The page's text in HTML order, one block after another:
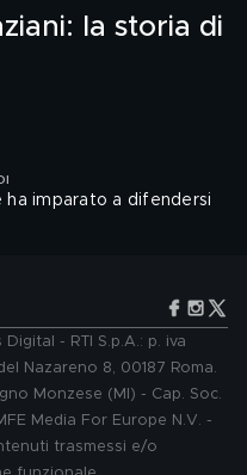
la storia di
ha imparato a difendersi
- RTI S.p.A.: p. iva
Nazareno 8, 00187 Roma.
Monzese (MI) - Cap. Soc.
Media For Europe N.V. -
trasmessi e/o